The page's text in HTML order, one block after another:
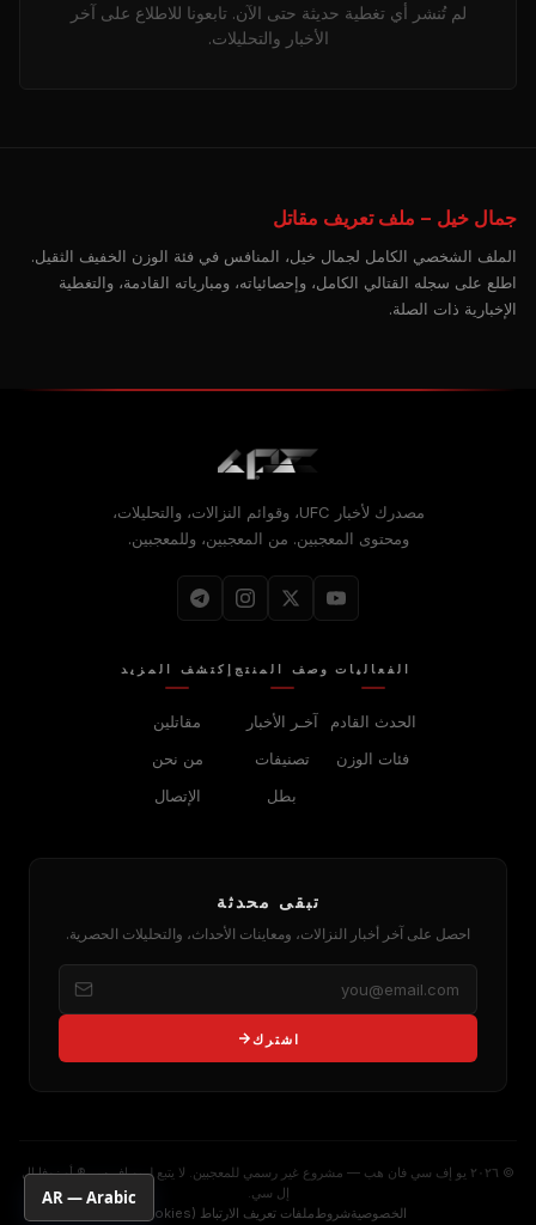
لم تُنشر أي تغطية حديثة حتى الآن. تابعونا للاطلاع على آخر
الأخبار والتحليلات.
جمال خيل – ملف تعريف مقاتل
الملف الشخصي الكامل لجمال خيل، المنافس في فئة الوزن الخفيف الثقيل.
اطلع على سجله القتالي الكامل، وإحصائياته، ومبارياته القادمة، والتغطية
الإخبارية ذات الصلة.
مصدرك لأخبار UFC، وقوائم النزالات، والتحليلات،
ومحتوى المعجبين. من المعجبين، وللمعجبين.
الفعاليات
الحدث القادم
فئات الوزن
وصف المنتج
آخـر الأخبار
تصنيفات
بطل
إكتشف المزيد
مقاتلين
من نحن
الإتصال
تبقى محدثة
احصل على آخر أخبار النزالات، ومعاينات الأحداث، والتحليلات الحصرية.
اشترك
© ٢٠٢٦ يو إف سي فان هب — مشروع غير رسمي للمعجبين. لا يتبع لـ يو إف سي® أو زوفا إل
إل سي.
الخصوصيةشروط ملفات تعريف الارتباط (Cookies)
AR — Arabic